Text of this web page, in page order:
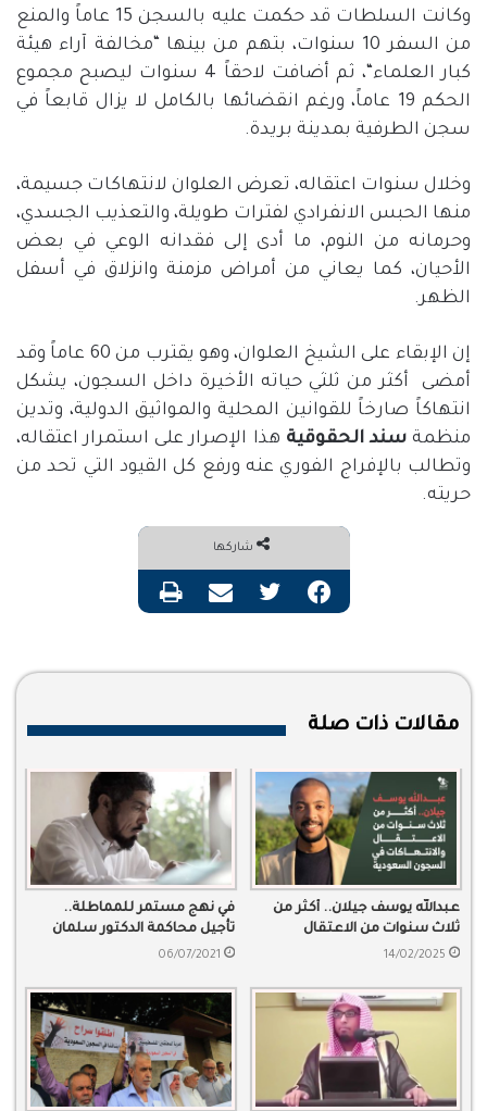
وكانت السلطات قد حكمت عليه بالسجن15
عاماً والمنع
من السفر10 سنوات، بتهم من بينها “مخالفة آراء هيئة
كبار العلماء“، ثم أضافت لاحقاً
سنوات ليصبح مجموع
الحكم
عاماً، ورغم انقضائها بالكامل لا يزال قابعاً في
سجن الطرفية بمدينة بريدة.
وخلال سنوات اعتقاله، تعرض العلوان لانتهاكات جسيمة،
منها الحبس الانفرادي لفترات طويلة، والتعذيب الجسدي،
وحرمانه من النوم، ما أدى إلى فقدانه الوعي في بعض
الأحيان، كما يعاني من أمراض مزمنة وانزلاق في أسفل
الظهر.
إن الإبقاء على الشيخ العلوان، وهو يقترب من60
عاماً وقد
أمضى
أكثر من ثلثي حياته الأخيرة داخل السجون، يشكل
انتهاكاً صارخاً للقوانين المحلية والمواثيق الدولية، وتدين
منظمةسند الحقوقية هذا الإصرار على استمرار اعتقاله،
وتطالب بالإفراج الفوري عنه ورفع كل القيود التي تحد من
حريته.
شاركها
فيسبوك تويتر مشاركة عبر البريد طباعة
مقالات ذات صلة
عبدالله يوسف جيلان.. أكثر من
ثلاث سنوات من الاعتقال
والانتهاكات في السجون
14/02/2025
في نهج مستمر للمماطلة..
تأجيل محاكمة الدكتور سلمان
العودة
06/07/2021